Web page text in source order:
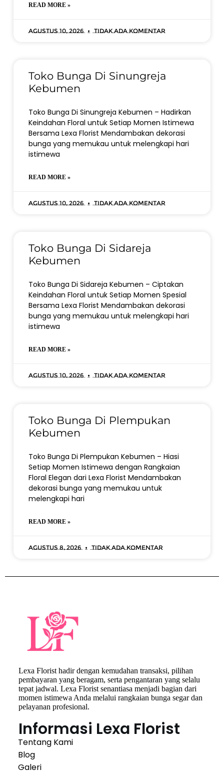
READ MORE »
Agustus 10, 2026 Tidak ada komentar
Toko Bunga Di Sinungreja
Kebumen
Toko Bunga Di Sinungreja Kebumen – Hadirkan
Keindahan Floral untuk Setiap Momen Istimewa
Bersama Lexa Florist Mendambakan dekorasi
bunga yang memukau untuk melengkapi hari
istimewa
READ MORE »
Agustus 10, 2026 Tidak ada komentar
Toko Bunga Di Sidareja
Kebumen
Toko Bunga Di Sidareja Kebumen – Ciptakan
Keindahan Floral untuk Setiap Momen Spesial
Bersama Lexa Florist Mendambakan dekorasi
bunga yang memukau untuk melengkapi hari
istimewa
READ MORE »
Agustus 10, 2026 Tidak ada komentar
Toko Bunga Di Plempukan
Kebumen
Toko Bunga Di Plempukan Kebumen – Hiasi
Setiap Momen Istimewa dengan Rangkaian
Floral Elegan dari Lexa Florist Mendambakan
dekorasi bunga yang memukau untuk
melengkapi hari
READ MORE »
Agustus 8, 2026 Tidak ada komentar
Lexa Florist hadir dengan kemudahan transaksi, pilihan
pembayaran yang beragam, serta pengantaran yang selalu
tepat jadwal. Lexa Florist senantiasa menjadi bagian dari
momen istimewa Anda melalui rangkaian bunga segar dan
pelayanan profesional.
Informasi Lexa Florist
Tentang Kami
Blog
Galeri